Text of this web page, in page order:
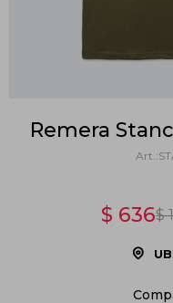
Remera
$ 636$